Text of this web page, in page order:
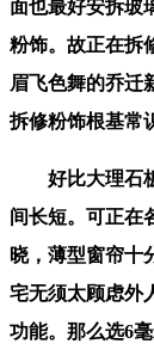
面也最好安拆玻
粉饰。故正在拆
眉飞色舞的乔迁
拆修粉饰根基常
好比大理石板
间长短。可正在
晓，薄型窗帘十
宅无须太顾虑外
功能。那么选6